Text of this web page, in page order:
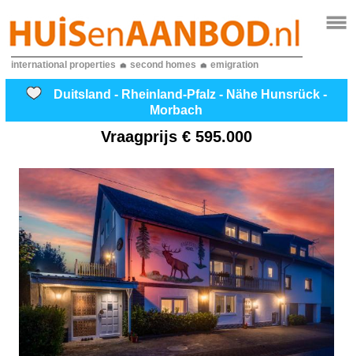
international properties second homes emigration
Duitsland - Rheinland-Pfalz - Nähe Hunsrück -
Morbach
Vraagprijs € 595.000